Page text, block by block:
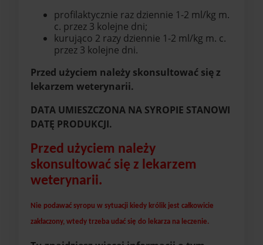
profilaktycznie raz dziennie 1-2 ml/kg m.
c. przez 3 kolejne dni;
kurująco 2 razy dziennie 1-2 ml/kg m. c.
przez 3 kolejne dni.
Przed użyciem należy skonsultować się z
lekarzem weterynarii.
DATA UMIESZCZONA NA SYROPIE STANOWI
DATĘ PRODUKCJI.
Przed użyciem należy
skonsultować się z lekarzem
weterynarii.
Nie podawać syropu w sytuacji kiedy królik jest całkowicie
zakłaczony, wtedy trzeba udać się do lekarza na leczenie.